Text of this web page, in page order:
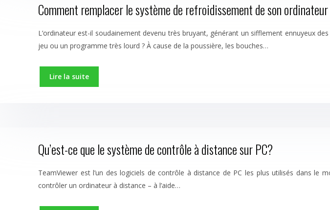
Comment remplacer le système de refroidissement de son
L’ordinateur est-il soudainement devenu très bruyant, générant un sifflement ennuyeux
jeu ou un programme très lourd ? À cause de la poussière, les bouches…
Lire la suite
Qu’est-ce que le système de contrôle à distance sur PC?
TeamViewer est l’un des logiciels de contrôle à distance de PC les plus utilisés dans le
contrôler un ordinateur à distance – à l’aide…